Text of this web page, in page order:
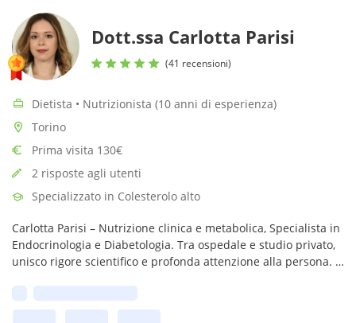
Dott.ssa Carlotta Parisi
(41 recensioni)
Dietista • Nutrizionista (10 anni di esperienza)
Torino
Prima visita 130€
2 risposte agli utenti
Specializzato in Colesterolo alto
Carlotta Parisi – Nutrizione clinica e metabolica, Specialista in
Endocrinologia e Diabetologia. Tra ospedale e studio privato,
unisco rigore scientifico e profonda attenzione alla persona. Il